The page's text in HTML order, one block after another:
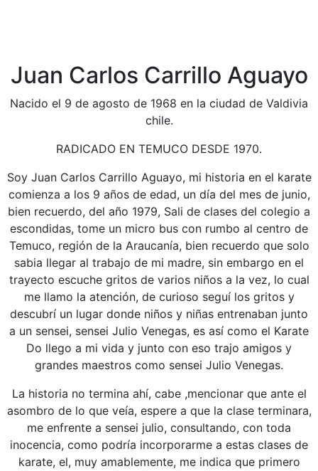
Juan Carlos Carrillo Aguayo
Nacido el 9 de agosto de 1968 en la ciudad de Valdivia
chile.
RADICADO EN TEMUCO DESDE 1970.
Soy Juan Carlos Carrillo Aguayo, mi historia en el karate
comienza a los 9 años de edad, un día del mes de junio,
bien recuerdo, del año 1979, Sali de clases del colegio a
escondidas, tome un micro bus con rumbo al centro de
Temuco, región de la Araucanía, bien recuerdo que solo
sabia llegar al trabajo de mi madre, sin embargo en el
trayecto escuche gritos de varios niños a la vez, lo cual
me llamo la atención, de curioso seguí los gritos y
descubrí un lugar donde niños y niñas entrenaban junto
a un sensei, sensei Julio Venegas, es así como el Karate
Do llego a mi vida y junto con eso trajo amigos y
grandes maestros como sensei Julio Venegas.
La historia no termina ahí, cabe ,mencionar que ante el
asombro de lo que veía, espere a que la clase terminara,
me enfrente a sensei julio, consultando, con toda
inocencia, como podría incorporarme a estas clases de
karate, el, muy amablemente, me indica que primero